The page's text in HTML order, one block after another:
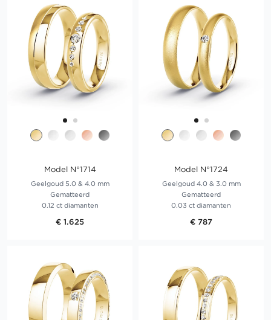
Model N°1714
Geelgoud 5.0 & 4.0 mm
Gematteerd
0.12 ct diamanten
€ 1.625
Model N°1724
Geelgoud 4.0 & 3.0 mm
Gematteerd
0.03 ct diamanten
€ 787